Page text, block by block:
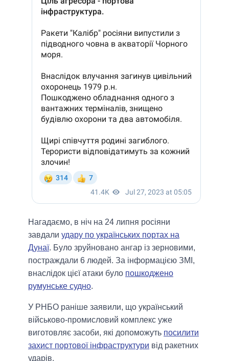
Нагадаємо, в ніч на 24 липня росіяни
завдали удару по українських портах на
Дунаї. Було зруйновано ангар із зерновими,
постраждали 6 людей. За інформацією ЗМІ,
внаслідок цієї атаки було пошкоджено
румунське судно.
У РНБО раніше заявили, що український
військово-промисловий комплекс уже
виготовляє засоби, які допоможуть посилити
захист портової інфраструктури від ракетних
ударів.